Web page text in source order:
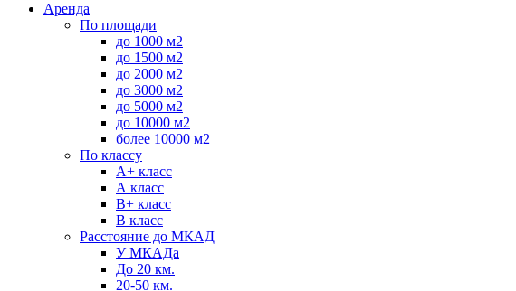
Аренда
По площади
до 1000 м2
до 1500 м2
до 2000 м2
до 3000 м2
до 5000 м2
до 10000 м2
более 10000 м2
По классу
А+ класс
А класс
B+ класс
В класс
Расстояние до МКАД
У МКАДа
До 20 км.
20-50 км.